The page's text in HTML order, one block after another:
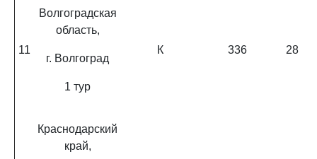
11
Волгоградская
область,
г. Волгоград
1 тур
К 336 28
Краснодарский
край,